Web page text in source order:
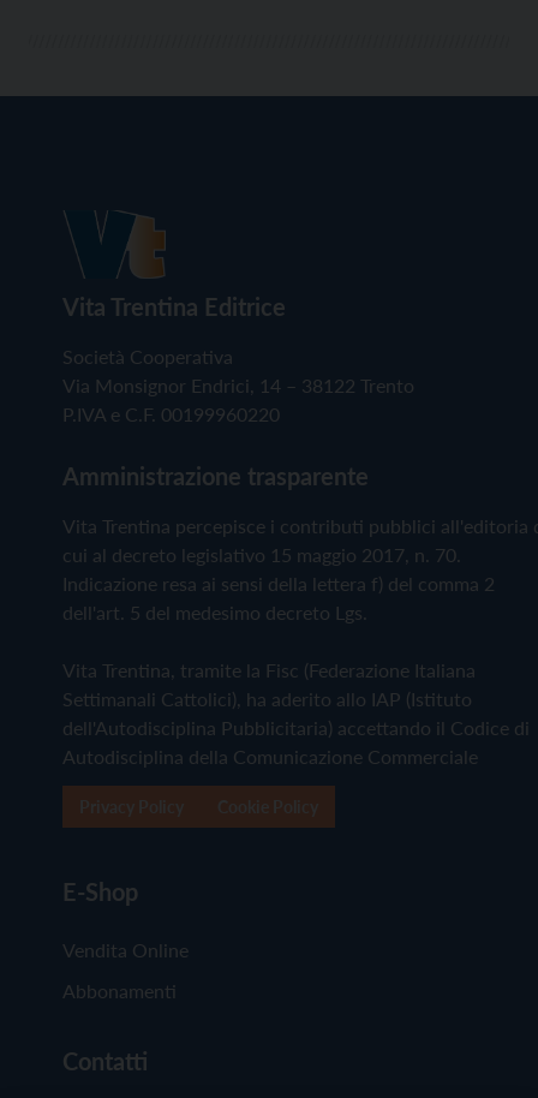
Vita Trentina Editrice
Società Cooperativa
Via Monsignor Endrici, 14 – 38122 Trento
P.IVA e C.F. 00199960220
Amministrazione trasparente
Vita Trentina percepisce i contributi pubblici all'editoria
cui al decreto legislativo 15 maggio 2017, n. 70.
Indicazione resa ai sensi della lettera f) del comma 2
dell'art. 5 del medesimo decreto Lgs.
Vita Trentina, tramite la Fisc (Federazione Italiana
Settimanali Cattolici), ha aderito allo IAP (Istituto
dell'Autodisciplina Pubblicitaria) accettando il Codice di
Autodisciplina della Comunicazione Commerciale
E-Shop
Vendita Online
Abbonamenti
Contatti